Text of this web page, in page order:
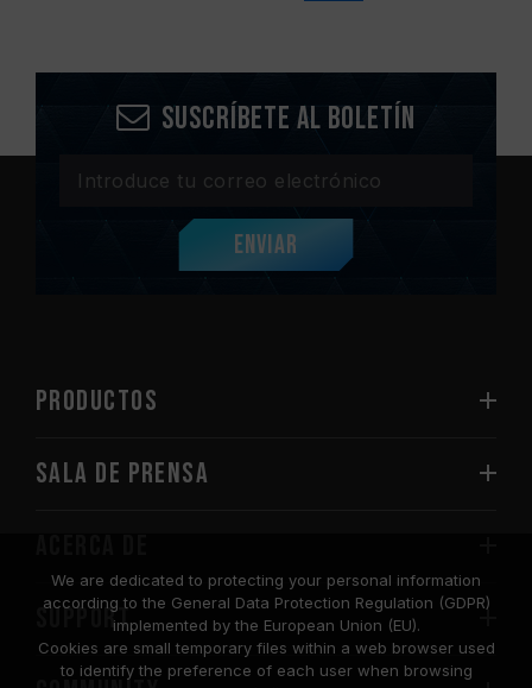
Suscríbete al boletín
Enviar
PRODUCTOS
Sala de prensa
SUPPORT
We are dedicated to protecting your personal information
according to the General Data Protection Regulation (GDPR)
implemented by the European Union (EU).
Cookies are small temporary files within a web browser used
to identify the preference of each user when browsing